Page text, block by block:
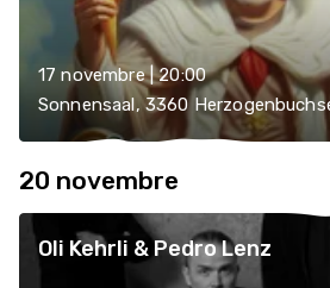
17 novembre | 20:00
Sonnensaal, 3360
20 novembre
Oli Kehrli & Pedro Lenz